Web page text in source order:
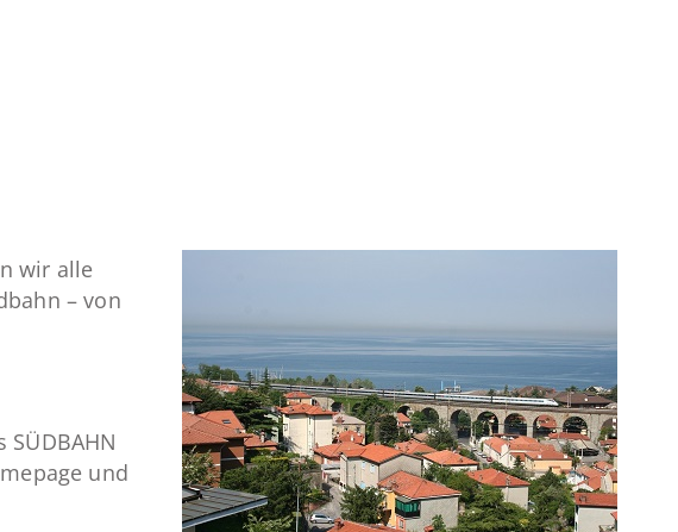
wir alle
– von
und